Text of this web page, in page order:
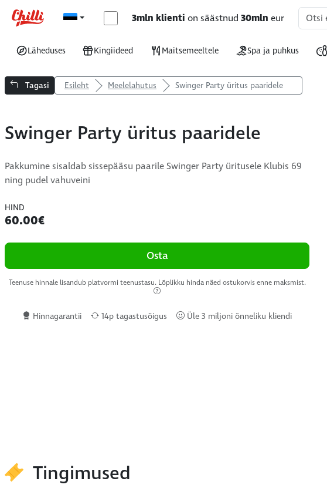
3mln klienti on säästnud 30mln eur
Läheduses Kingiideed Maitsemeeltele Spa ja puhkus
Tagasi Esileht Meelelahutus Swinger Party üritus paaridele
Swinger Party üritus paaridele
Pakkumine sisaldab sissepääsu paarile Swinger Party üritusele Klubis 69
ning pudel vahuveini
HIND
60.00€
Osta
Teenuse hinnale lisandub platvormi teenustasu. Lõplikku hinda näed ostukorvis enne maksmist.
Hinnagarantii 14p tagastusõigus Üle 3 miljoni õnneliku kliendi
Tingimused